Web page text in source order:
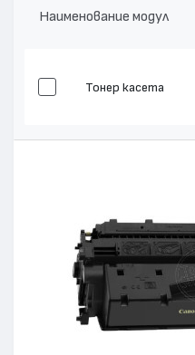
Наименование модул
Тонер касета